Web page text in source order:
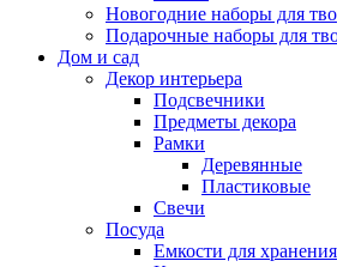
Новогодние наборы для
Подарочные наборы для
Дом и сад
Декор интерьера
Подсвечники
Предметы декора
Рамки
Деревянные
Пластиковые
Свечи
Посуда
Емкости для хранения